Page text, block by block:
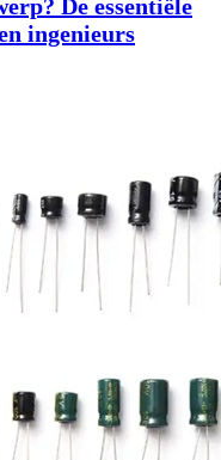
De essentiële
ingenieurs